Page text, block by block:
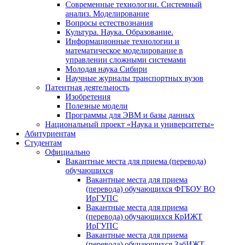
Современные технологии. Системный
анализ. Моделирование
Вопросы естествознания
Культура. Наука. Образование.
Информационные технологии и
математическое моделирование в
управлении сложными системами
Молодая наука Сибири
Научные журналы транспортных вузов
Патентная деятельность
Изобретения
Полезные модели
Программы для ЭВМ и базы данных
Национальный проект «Наука и университеты»
Абитуриентам
Студентам
Официально
Вакантные места для приема (перевода)
обучающихся
Вакантные места для приема
(перевода) обучающихся ФГБОУ ВО
ИрГУПС
Вакантные места для приема
(перевода) обучающихся КрИЖТ
ИрГУПС
Вакантные места для приема